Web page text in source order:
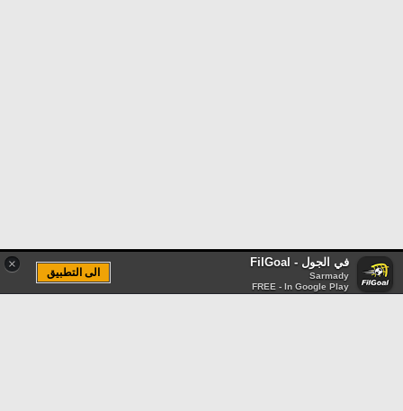
× في الجول - FilGoal
Sarmady
FREE - In Google Play
الى التطبيق